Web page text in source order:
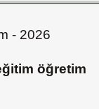
- 2026
öğretim